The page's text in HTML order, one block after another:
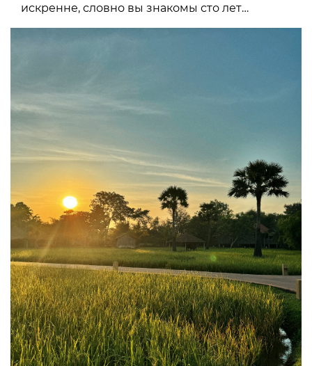
искренне, словно вы знакомы сто лет…